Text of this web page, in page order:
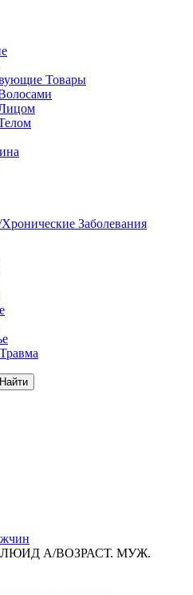
Товары
Заболевания
Найти
А/ВОЗРАСТ. МУЖ.